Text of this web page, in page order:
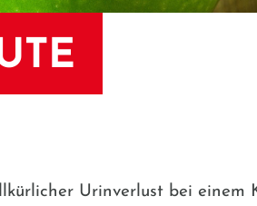
Urinverlust bei einem